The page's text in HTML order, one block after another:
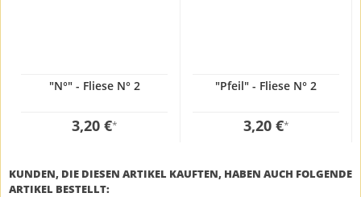
"N°" - Fliese N° 2
3,20 €*
"Pfeil" - Fliese N° 2
3,20 €*
KUNDEN, DIE DIESEN ARTIKEL KAUFTEN, HABEN AUCH FOLGENDE
ARTIKEL BESTELLT: